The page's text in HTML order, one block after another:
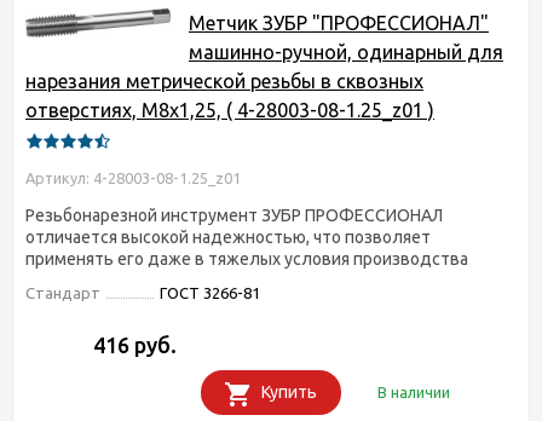
Метчик ЗУБР "ПРОФЕССИОНАЛ"
машинно-ручной, одинарный для
нарезания метрической резьбы в сквозных
отверстиях, М8х1,25, ( 4-28003-08-1.25_z01 )
Артикул: 4-28003-08-1.25_z01
Резьбонарезной инструмент ЗУБР ПРОФЕССИОНАЛ
отличается высокой надежностью, что позволяет
применять его даже в тяжелых условия производства
Стандарт ГОСТ 3266-81
416 руб.
Купить В наличии